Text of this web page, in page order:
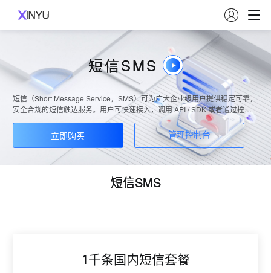

短信SMS
短信（Short Message Service，SMS）可为广大企业级用户提供稳定可靠，
安全合规的短信触达服务。用户可快速接入，调用 API / SDK 或者通过控制
台即可发送，支持发送验证码、通知类短信和营销短信。国内验证短信秒级
触达，99%到达率；国际/港澳台短信覆盖全球200+国家/地区，全球多服务
站点，稳定可靠。
立即购买 管理控制台
短信SMS
1千条国内短信套餐